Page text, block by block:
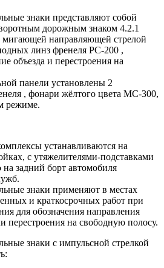
знаки представляют собой
дорожным знаком 4.2.1
мигающей направляющей стрелой
линз френеля РС-200 ,
объезда и перестроения на
панели установлены 2
, фонари жёлтого цвета МС-300,
режиме.
устанавливаются на
с утяжелителями-подставками
задний борт автомобиля
знаки применяют в местах
и краткосрочных работ при
для обозначения направления
перестроения на свободную полосу.
знаки с импульсной стрелкой